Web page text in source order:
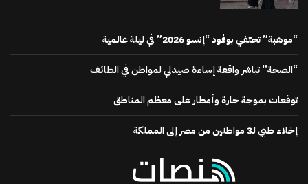
“موهبة” تحتفي بوفود “إنسو 2026” في ليلة عالمية
“الصحة” تباشر واقعة إساءة صيدلي لمواطن في الطائف
توقعات بموجة حارة وأمطار على معظم المناطق
إخلاء طبي لـ3 مواطنين من مصر إلى المملكة